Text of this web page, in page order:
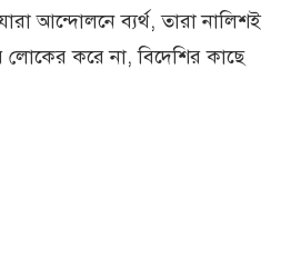
আন্দোলনে ব্যর্থ, তারা নালিশই
লোকের করে না, বিদেশির কাছে